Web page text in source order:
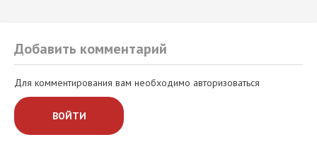
Добавить комментарий
Для комментирования вам необходимо авторизоваться
ВОЙТИ